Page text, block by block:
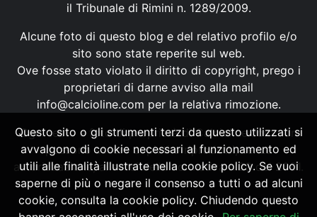
il Tribunale di Rimini n. 1289/2009.
Alcune foto di questo blog e del relativo profilo e/o
sito sono state reperite sul web.
Ove fosse stato violato il diritto di copyright, prego i
proprietari di darne avviso alla mail
info@calcioline.com per la relativa rimozione.
Ogni testo e foto di proprietà di Calcioline.com non
possono essere copiati o riprodotti, senza
autorizzazione, ai sensi della normativa n.29 del 2001.
Questo sito o gli strumenti terzi da questo utilizzati si
avvalgono di cookie necessari al funzionamento ed
utili alle finalità illustrate nella cookie policy. Se vuoi
saperne di più o negare il consenso a tutti o ad alcuni
cookie, consulta la cookie policy. Chiudendo questo